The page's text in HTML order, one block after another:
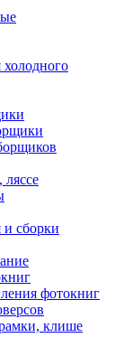
и сборки
фотокниг
клише